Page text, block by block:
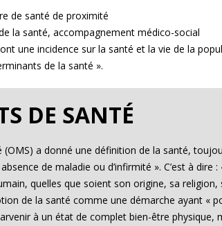
de santé de proximité
la santé, accompagnement médico-social
une incidence sur la santé et la vie de la
de la santé ».
DE SANTÉ
(OMS) a donné une définition de la santé,
de maladie ou d’infirmité ». C’est à
quelles que soient son origine, sa
de la santé comme une démarche ayant
à un état de complet bien-être